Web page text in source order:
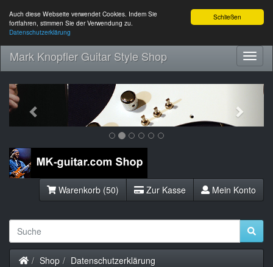
Schließen
Auch diese Webseite verwendet Cookies. Indem Sie
fortfahren, stimmen Sie der Verwendung zu.
Datenschutzerklärung
Mark Knopfler Guitar Style Shop
Previous Next
Warenkorb (50) Zur Kasse Mein Konto
Startseite
Shop Datenschutzerklärung